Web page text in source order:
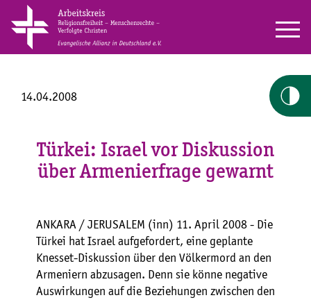
14.04.2008
Türkei: Israel vor Diskussion
über Armenierfrage gewarnt
ANKARA / JERUSALEM (inn) 11. April 2008 - Die
Türkei hat Israel aufgefordert, eine geplante
Knesset-Diskussion über den Völkermord an den
Armeniern abzusagen. Denn sie könne negative
Auswirkungen auf die Beziehungen zwischen den